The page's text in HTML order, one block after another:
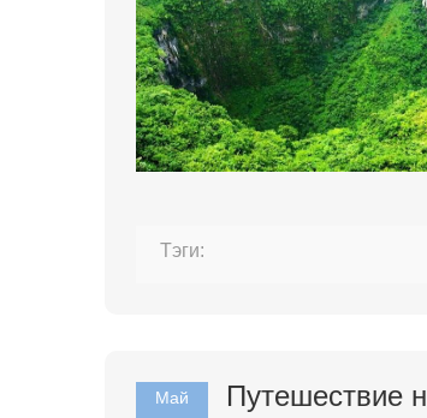
Тэги:
Май ​Путешествие